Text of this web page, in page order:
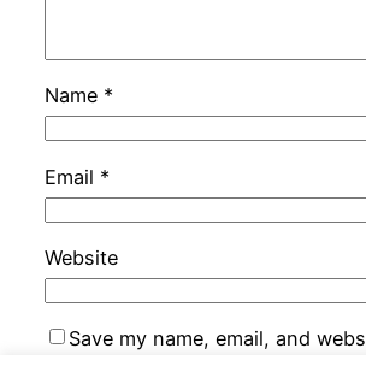
Name *
Email *
Website
Save my name, email, and